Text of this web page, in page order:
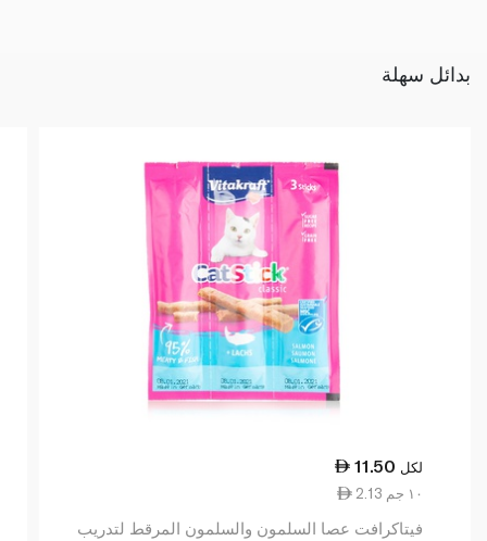
بدائل سهلة
11.50 لكل
2.13 ١٠ جم
فيتاكرافت عصا السلمون والسلمون المرقط لتدريب